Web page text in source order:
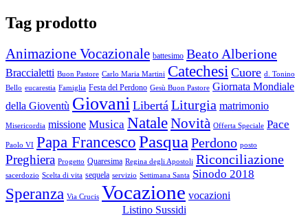
Tag prodotto
Animazione Vocazionale battesimo Beato Alberione
Braccialetti Buon Pastore Carlo Maria Martini Catechesi Cuore d. Tonino
Bello eucarestia Famiglia Festa del Perdono Gesù Buon Pastore Giornata Mondiale
della Gioventù Giovani Libertá Liturgia matrimonio
Misericordia missione Musica NataleNovità Offerta Speciale Pace
Paolo VI Papa FrancescoPasquaPerdono posto
Preghiera Progetto Quaresima Regina degli Apostoli Riconciliazione
sacerdozio Scelta di vita sequela servizio Settimana Santa Sinodo 2018
Speranza Via Crucis Vocazione vocazioni
Listino Sussidi